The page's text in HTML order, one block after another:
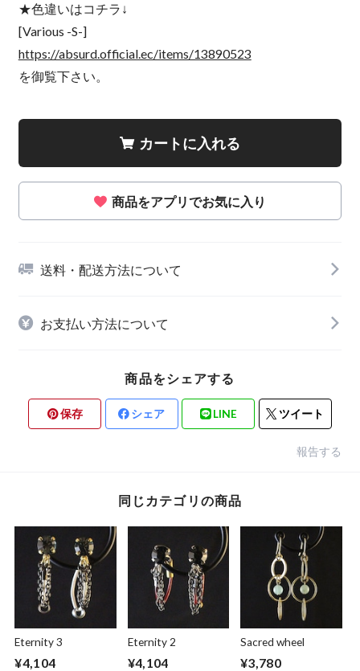
★色違いはコチラ↓
[Various -S-]
https://absurd.official.ec/items/13890523
を御覧下さい。
カートに入れる
商品をアプリでお気に入り
送料・配送方法について
お支払い方法について
商品をシェアする
保存 シェア LINE ツイート
報告する
同じカテゴリの商品
Eternity 3
¥4,104
Eternity 2
¥4,104
Sacred wheel
¥3,780